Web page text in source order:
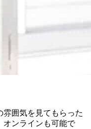
囲気を見てもらった
オンラインも可能で